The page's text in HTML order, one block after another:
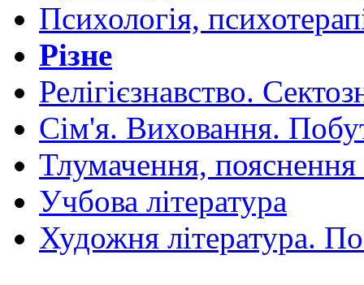
Психологія,
Різне
Релігієзнавство.
Сім'я. Виховання.
Тлумачення,
Учбова література
Художня література.